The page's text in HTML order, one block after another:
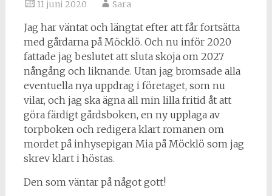
11 juni 2020 Sara
Jag har väntat och längtat efter att får fortsätta
med gårdarna på Möcklö. Och nu inför 2020
fattade jag beslutet att sluta skoja om 2027
nångång och liknande. Utan jag bromsade alla
eventuella nya uppdrag i företaget, som nu
vilar, och jag ska ägna all min lilla fritid åt att
göra färdigt gårdsboken, en ny upplaga av
torpboken och redigera klart romanen om
mordet på inhysepigan Mia på Möcklö som jag
skrev klart i höstas.
Den som väntar på något gott!